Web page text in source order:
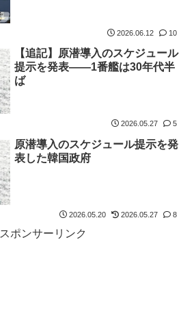
2026.06.12 10
【追記】原潜導入のスケジュール
提示を発表――1番艦は30年代半
ば
2026.05.27 5
原潜導入のスケジュール提示を発
表した韓国政府
2026.05.20 2026.05.27 8
スポンサーリンク